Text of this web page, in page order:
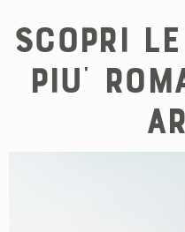
SCOPRI
PIU’